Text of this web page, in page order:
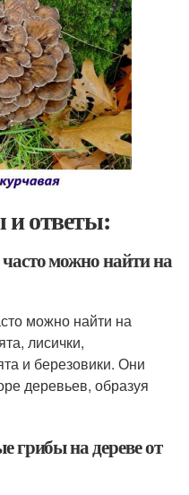
и ответы:
можно найти на
можно найти на
лисички,
и березовики. Они
деревьев, образуя
грибы на дереве от